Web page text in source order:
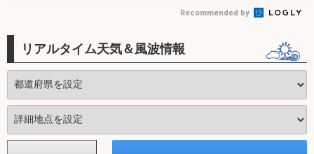
Recommended by
リアルタイム天気＆風波情報